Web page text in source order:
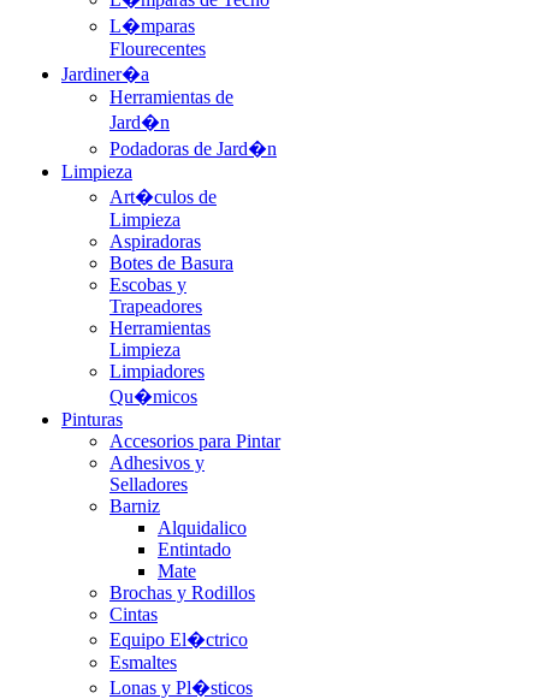
L�mparas
Flourecentes
Jardiner�a
Herramientas de
Jard�n
Podadoras de Jard�n
Limpieza
Art�culos de
Limpieza
Aspiradoras
Botes de Basura
Escobas y
Trapeadores
Herramientas
Limpieza
Limpiadores
Qu�micos
Pinturas
Accesorios para Pintar
Adhesivos y
Selladores
Barniz
Alquidalico
Entintado
Mate
Brochas y Rodillos
Cintas
Equipo El�ctrico
Esmaltes
Lonas y Pl�sticos